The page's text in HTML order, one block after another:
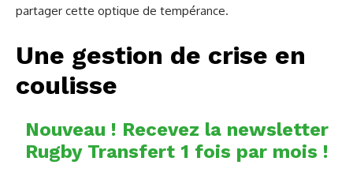
partager cette optique de tempérance.
Une gestion de crise en
coulisse
Nouveau ! Recevez la newsletter
Rugby Transfert 1 fois par mois !